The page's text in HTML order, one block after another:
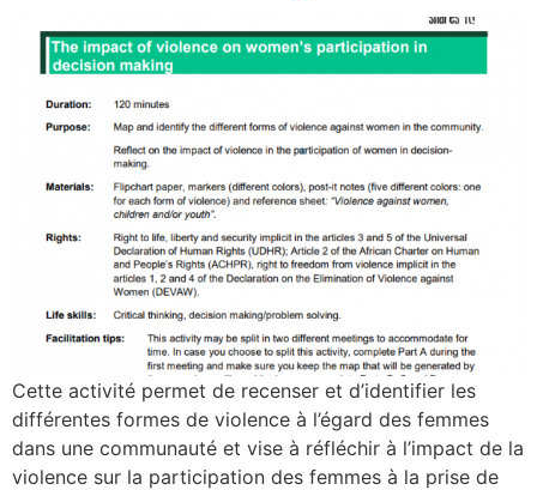
Cette activité permet de recenser et d’identifier les
différentes formes de violence à l’égard des femmes
dans une communauté et vise à réfléchir à l’impact de la
violence sur la participation des femmes à la prise de